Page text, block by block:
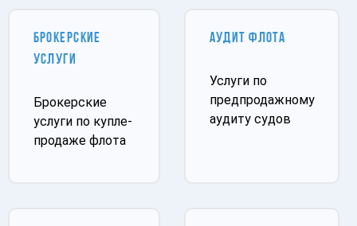
БРОКЕРСКИЕ
УСЛУГИ
Брокерские
услуги по купле-
продаже флота
АУДИТ ФЛОТА
Услуги по
предпродажному
аудиту судов